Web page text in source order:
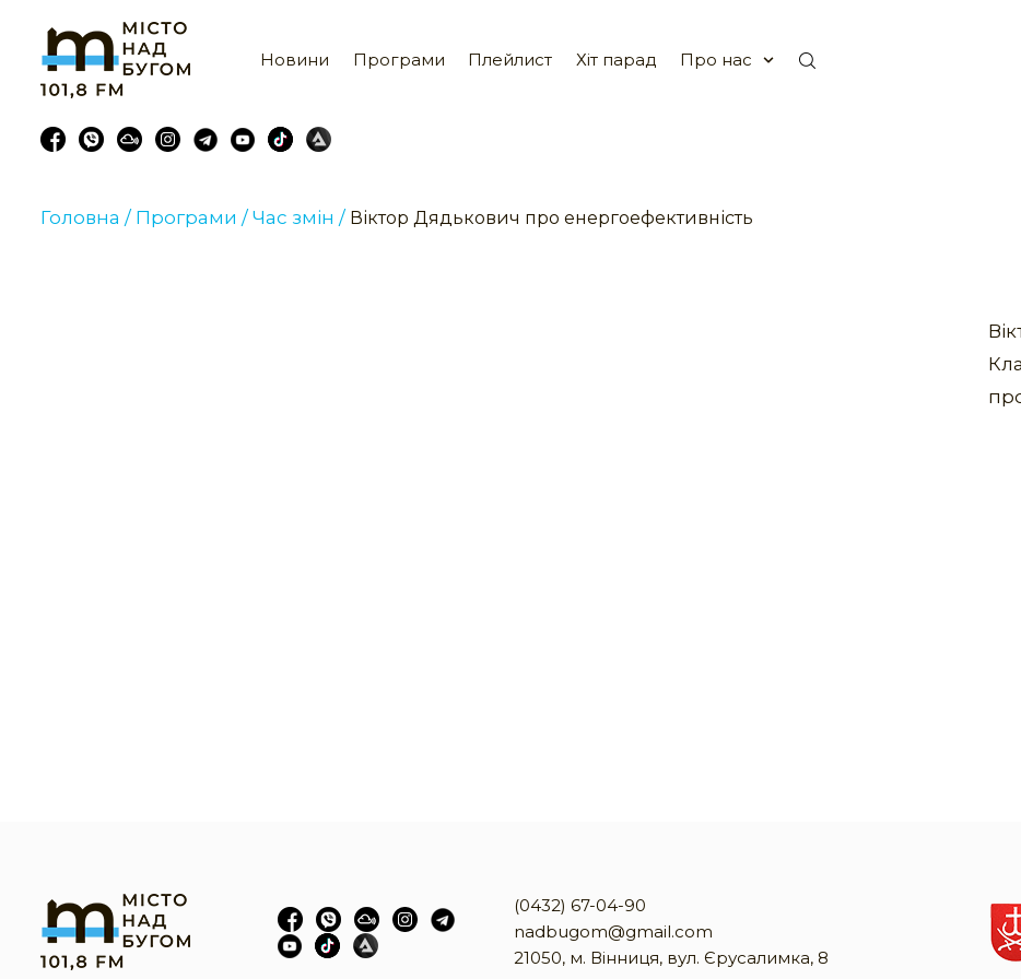
Новини Програми Плейлист Хіт парад Про нас
Головна / Програми / Час змін / Віктор Дядькович про енергоефективність
(0432) 67-04-90
nadbugom@gmail.com
21050, м. Вінниця, вул. Єрусалимка, 8